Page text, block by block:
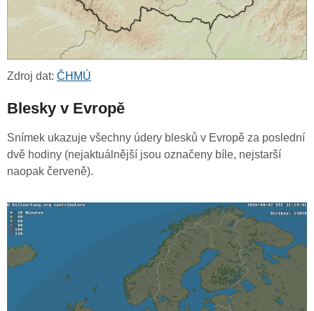
Zdroj dat: ČHMÚ
Blesky v Evropě
Snímek ukazuje všechny údery blesků v Evropě za poslední
dvě hodiny (nejaktuálnější jsou označeny bíle, nejstarší
naopak červeně).